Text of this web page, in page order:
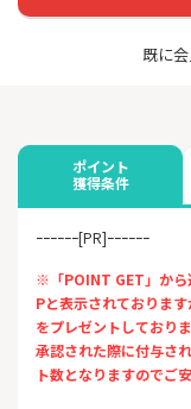
既に
ポイント
獲得条件
ｰｰｰｰｰｰ[PR]ｰｰｰｰｰｰ
※「POINT GET」から
Pと表示されておりま
をプレゼントしておりま
承認された際に付与さ
ト数となりますのでご